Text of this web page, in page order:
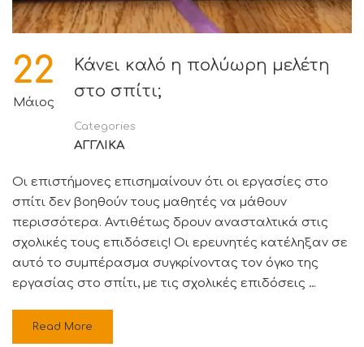
22
Μάιος
Κάνει καλό η πολύωρη μελέτη
στο σπίτι;
Categories
ΑΓΓΛΙΚΑ
Οι επιστήμονες επισημαίνουν ότι οι εργασίες στο
σπίτι δεν βοηθούν τους μαθητές να μάθουν
περισσότερα. Αντιθέτως δρουν ανασταλτικά στις
σχολικές τους επιδόσεις! Οι ερευνητές κατέληξαν σε
αυτό το συμπέρασμα συγκρίνοντας τον όγκο της
εργασίας στο σπίτι, με τις σχολικές επιδόσεις …
Read More